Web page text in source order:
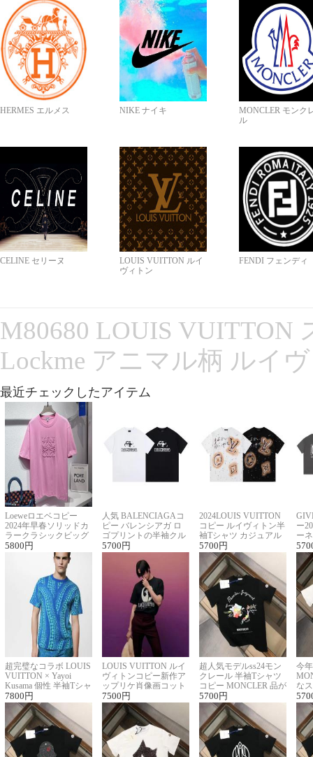
HERMES エルメス NIKE ナイキ
MONCLER モンク
ル
CELINE セリーヌ
LOUIS VUITTON ルイ
ヴィトン
FENDI フェンディ
M80680 LOUIS VUITTON
Lockme アニマル柄 ルイ
最近チェックしたアイテム
Loeweロエベコピー
2024年早春ソリッドカ
ラークラシックビッグ
ロゴ刺繍Tシャツ
5800 円
人気 BALENCIAGAコ
ピー バレンシアガ ロ
ゴプリントの半袖クル
ーネックTシャツ
5700 円
2024LOUIS VUITTON
コピー ルイヴィトン半
袖Tシャツ カジュアル
に馴染む 2色展開
5700 円
ー
ー
ー
超完璧なコラボ LOUIS
VUITTON × Yayoi
Kusama 個性 半袖Tシャ
ツコピー男女兼用
7800 円
LOUIS VUITTON ルイ
ヴィトンコピー新作ア
ップリケ肖像画コット
ンニット半袖Tシャツ
7500 円
超人気モデルss24モン
クレール 半袖Tシャツ
コピー MONCLER 品が
良く見た目
5700 円
今
な
ル